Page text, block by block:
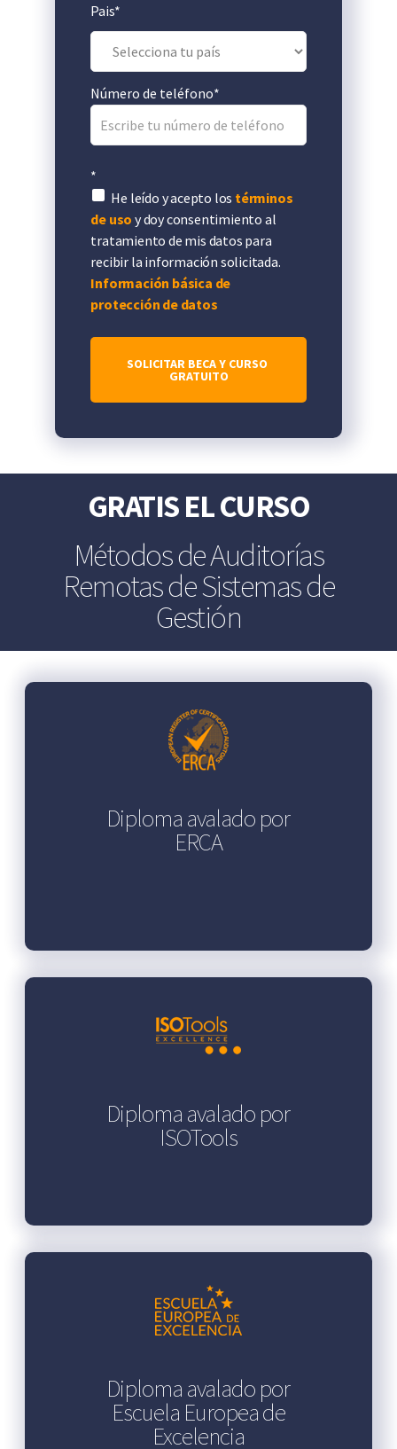
Pais*
Número de teléfono*
*
He leído y acepto los términos
de uso y doy consentimiento al
tratamiento de mis datos para
recibir la información solicitada.
Información básica de
protección de datos
GRATIS EL CURSO
Métodos de Auditorías
Remotas de Sistemas de
Gestión
Diploma avalado por
ERCA
Diploma avalado por
ISOTools
Diploma avalado por
Escuela Europea de
Excelencia